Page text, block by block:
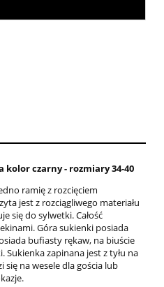
KOSZTÓW PŁATNOŚCI
kolor czarny - rozmiary 34-40
ramię z rozcięciem
jest z rozciągliwego materiału
się do sylwetki. Całość
Góra sukienki posiada
bufiasty rękaw, na biuście
Sukienka zapinana jest z tyłu na
się na wesele dla gościa lub